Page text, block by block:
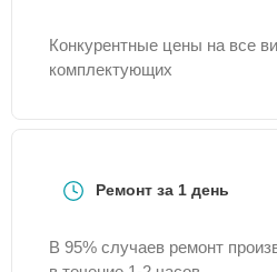
Конкурентные цены на все
комплектующих
Ремонт за 1 день
В 95% случаев ремонт